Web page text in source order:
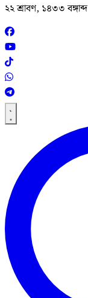
২২ শ্রাবণ, ১৪৩৩ বঙ্গাব্দ